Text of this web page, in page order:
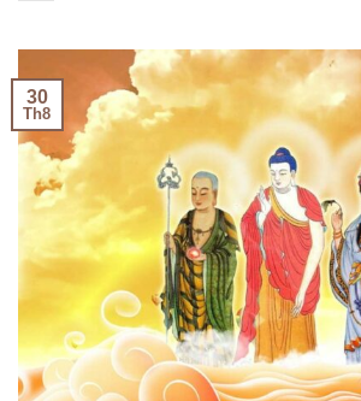
30
Th8